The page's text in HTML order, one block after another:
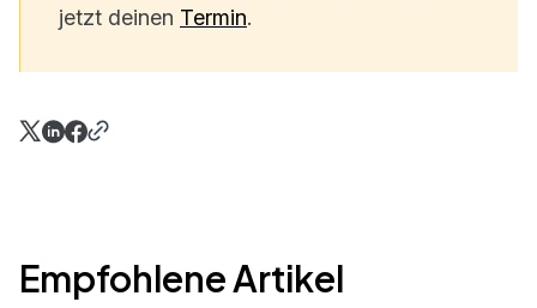
jetzt deinen Termin.
Empfohlene Artikel